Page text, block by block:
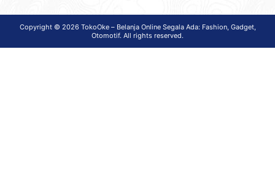
Copyright © 2026 TokoOke – Belanja Online Segala Ada: Fashion, Gadget,
Otomotif. All rights reserved.